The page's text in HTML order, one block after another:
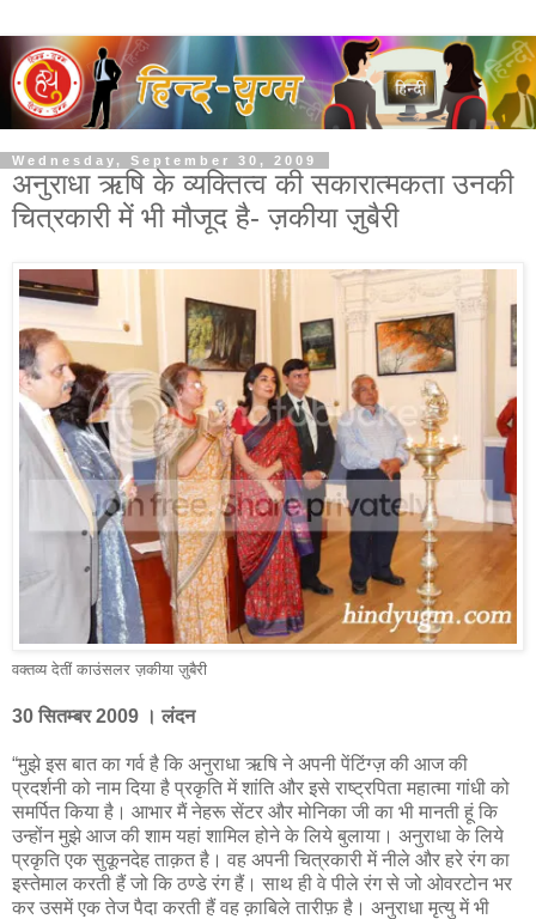
Wednesday, September 30, 2009
अनुराधा ऋषि के व्यक्तित्व की सकारात्मकता उनकी
चित्रकारी में भी मौजूद है- ज़कीया ज़ुबैरी
वक्तव्य देतीं काउंसलर ज़कीया ज़ुबैरी
30 सितम्बर 2009 । लंदन
“मुझे इस बात का गर्व है कि अनुराधा ऋषि ने अपनी पेंटिंग्ज़ की आज की
प्रदर्शनी को नाम दिया है प्रकृति में शांति और इसे राष्ट्रपिता महात्मा गांधी को
समर्पित किया है। आभार मैं नेहरू सेंटर और मोनिका जी का भी मानती हूं कि
उन्होंन मुझे आज की शाम यहां शामिल होने के लिये बुलाया। अनुराधा के लिये
प्रकृति एक सुकूनदेह ताक़त है। वह अपनी चित्रकारी में नीले और हरे रंग का
इस्तेमाल करती हैं जो कि ठण्डे रंग हैं। साथ ही वे पीले रंग से जो ओवरटोन भर
कर उसमें एक तेज पैदा करती हैं वह क़ाबिले तारीफ़ है। अनुराधा मृत्यु में भी